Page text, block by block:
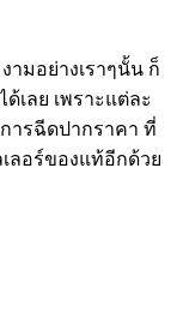
มอย่างเราๆนั้น ก็
เลย เพราะแต่ละ
ารฉีดปากราคา ที่
ลอร์ของแท้อีกด้วย